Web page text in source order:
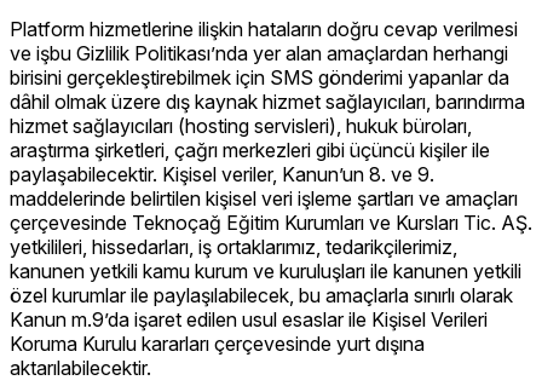
Platform hizmetlerine ilişkin hataların doğru cevap verilmesi
ve işbu Gizlilik Politikası’nda yer alan amaçlardan herhangi
birisini gerçekleştirebilmek için SMS gönderimi yapanlar da
dâhil olmak üzere dış kaynak hizmet sağlayıcıları, barındırma
hizmet sağlayıcıları (hosting servisleri), hukuk büroları,
araştırma şirketleri, çağrı merkezleri gibi üçüncü kişiler ile
paylaşabilecektir. Kişisel veriler, Kanun’un 8. ve 9.
maddelerinde belirtilen kişisel veri işleme şartları ve amaçları
çerçevesinde Teknoçağ Eğitim Kurumları ve Kursları Tic. AŞ.
yetkilileri, hissedarları, iş ortaklarımız, tedarikçilerimiz,
kanunen yetkili kamu kurum ve kuruluşları ile kanunen yetkili
özel kurumlar ile paylaşılabilecek, bu amaçlarla sınırlı olarak
Kanun m.9’da işaret edilen usul esaslar ile Kişisel Verileri
Koruma Kurulu kararları çerçevesinde yurt dışına
aktarılabilecektir.